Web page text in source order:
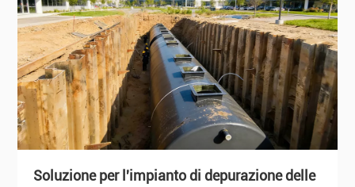
Soluzione per l'impianto di depurazione delle